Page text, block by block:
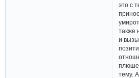
это с
также
и